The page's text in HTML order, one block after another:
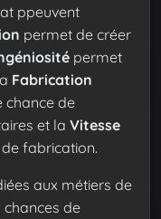
ppeuvent
permet de créer
permet
Fabrication
chance de
et la Vitesse
fabrication.
aux métiers de
de